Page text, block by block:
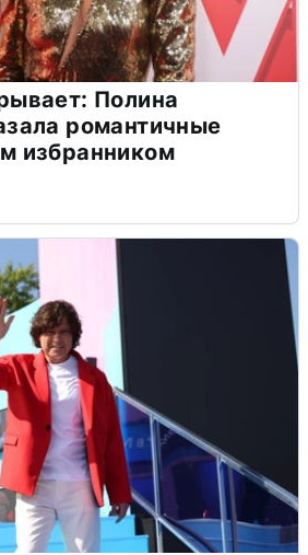
Полина
романтичные
избранником